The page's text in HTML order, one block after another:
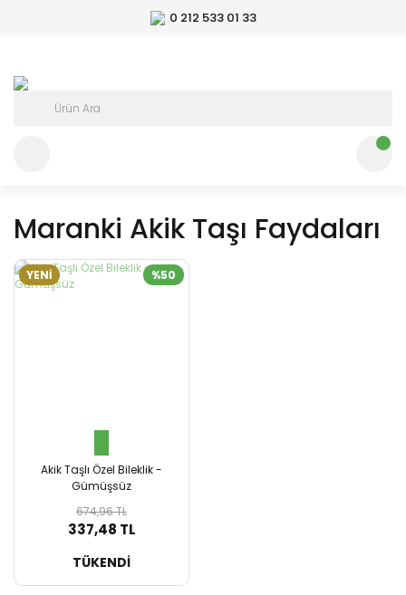
0 212 533 01 33
Maranki Akik Taşı Faydaları
%50
YENİ
Akik Taşlı Özel Bileklik -
Gümüşsüz
674,96 TL
337,48 TL
TÜKENDİ
SEPETE EKLE